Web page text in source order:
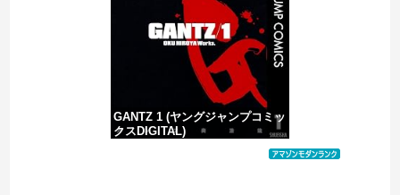
【移民政策反対】イオンの売り場で唐揚げを食う中国人の子供
GANTZ 1 (ヤングジャンプコミッ
クスDIGITAL)
価格：¥100